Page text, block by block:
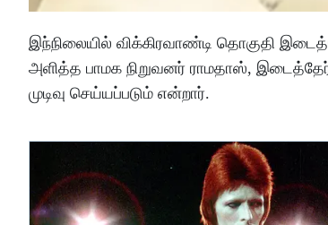
இந்நிலையில் விக்கிரவாண்டி தொகுதி
அளித்த பாமக நிறுவனர் ராமதாஸ்,
முடிவு செய்யப்படும் என்றார்.